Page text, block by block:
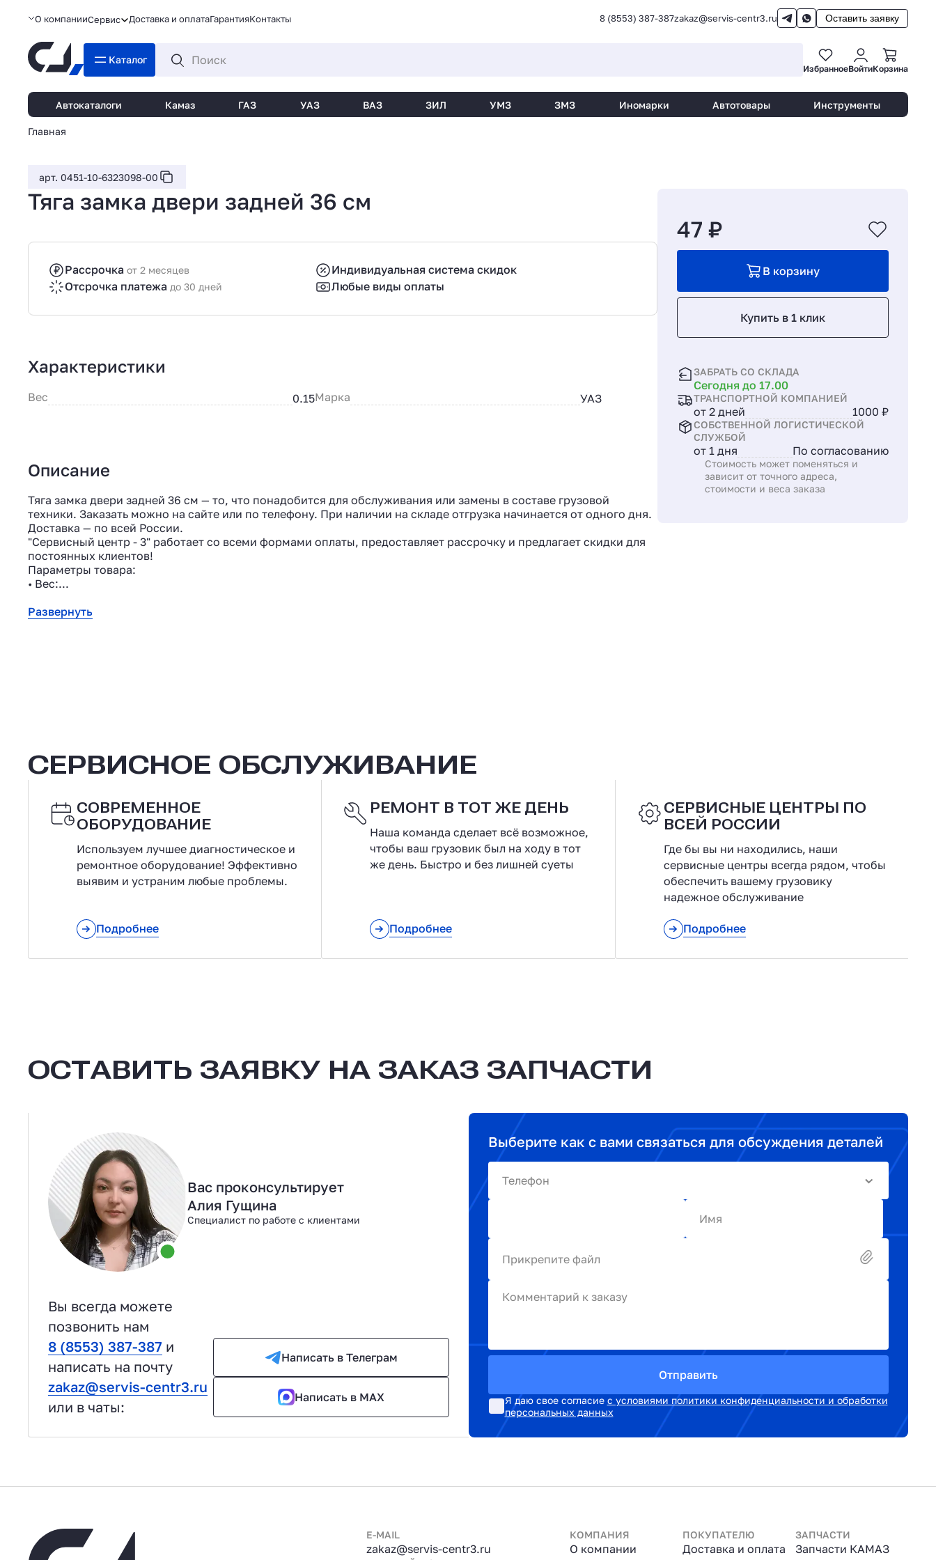
О компанииСервис Доставка и оплатаГарантияКонтакты 8 (8553) 387-387zakaz@servis-centr3.ru Оставить заявку
Каталог
ИзбранноеВойтиКорзина
Автокаталоги Камаз ГАЗ УАЗ ВАЗ ЗИЛ УМЗ ЗМЗ Иномарки Автотовары Инструменты
Главная
арт. 0451-10-6323098-00
Тяга замка двери задней 36 см
Рассрочка от 2 месяцев
Индивидуальная система скидок
Отсрочка платежа до 30 дней Любые виды оплаты
Характеристики
Вес 0.15Марка УАЗ
Описание
Тяга замка двери задней 36 см — то, что понадобится для обслуживания или замены в составе грузовой
техники. Заказать можно на сайте или по телефону. При наличии на складе отгрузка начинается от одного дня.
Доставка — по всей России.
"Сервисный центр - 3" работает со всеми формами оплаты, предоставляет рассрочку и предлагает скидки для
постоянных клиентов!
Параметры товара:
• Вес:...
Развернуть
47 ₽
В корзину
Купить в 1 клик
ЗАБРАТЬ СО СКЛАДА
Сегодня до 17.00
ТРАНСПОРТНОЙ КОМПАНИЕЙ
от 2 дней 1000 ₽
СОБСТВЕННОЙ ЛОГИСТИЧЕСКОЙ
СЛУЖБОЙ
от 1 дня По согласованию
Стоимость может поменяться и
зависит от точного адреса,
стоимости и веса заказа
СЕРВИСНОЕ ОБСЛУЖИВАНИЕ
СОВРЕМЕННОЕ
ОБОРУДОВАНИЕ
Используем лучшее диагностическое и
ремонтное оборудование! Эффективно
выявим и устраним любые проблемы.
Подробнее
РЕМОНТ В ТОТ ЖЕ ДЕНЬ
Наша команда сделает всё возможное,
чтобы ваш грузовик был на ходу в тот
же день. Быстро и без лишней суеты
Подробнее
СЕРВИСНЫЕ ЦЕНТРЫ ПО
ВСЕЙ РОССИИ
Где бы вы ни находились, наши
сервисные центры всегда рядом, чтобы
обеспечить вашему грузовику
надежное обслуживание
Подробнее
ОСТАВИТЬ ЗАЯВКУ НА ЗАКАЗ ЗАПЧАСТИ
Вас проконсультирует
Алия Гущина
Специалист по работе с клиентами
Вы всегда можете
позвонить нам
8 (8553) 387-387 и
написать на почту
zakaz@servis-centr3.ru
или в чаты:
Написать в Телеграм
Написать в MAX
Выберите как с вами связаться для обсуждения деталей
Телефон
Имя
Прикрепите файл
Комментарий к заказу
Отправить
Я даю свое согласие с условиями политики конфиденциальности и обработки
персональных данных
E-MAIL
zakaz@servis-centr3.ru
КОМПАНИЯ
О компании
ПОКУПАТЕЛЮ
Доставка и оплата
ЗАПЧАСТИ
Запчасти КАМАЗ